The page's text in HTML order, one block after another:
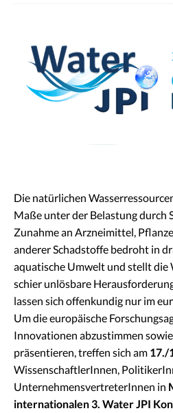
Die natürlichen
Maße unter der Belastung durch
Zunahme an Arzneimittel,
anderer Schadstoffe bedroht in
aquatische Umwelt und stellt die
schier unlösbare
lassen sich offenkundig nur im
Um die europäische
Innovationen abzustimmen
präsentieren, treffen sich am 17./
WissenschaftlerInnen,
UnternehmensvertreterInnen in
internationalen3. Water JPI